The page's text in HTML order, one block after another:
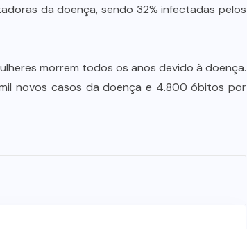
da doença, sendo 32% infectadas pelos
morrem todos os anos devido à doença.
novos casos da doença e 4.800 óbitos por
Dia dos Pais impulsiona varejo e
7 DE AGOSTO DE 2026